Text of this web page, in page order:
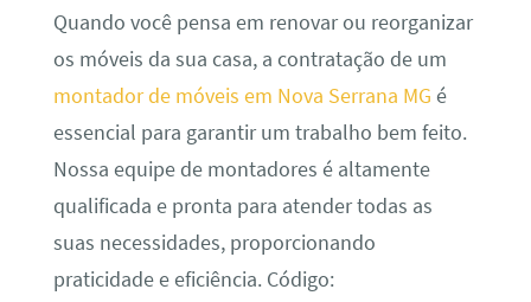
Quando você pensa em renovar ou reorganizar
os móveis da sua casa, a contratação de um
montador de móveis em Nova Serrana MG é
essencial para garantir um trabalho bem feito.
Nossa equipe de montadores é altamente
qualificada e pronta para atender todas as
suas necessidades, proporcionando
praticidade e eficiência. Código: